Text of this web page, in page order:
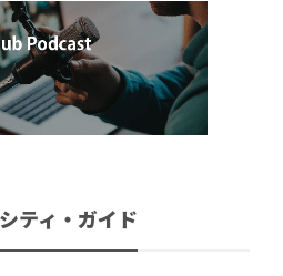
ティ・ガイド